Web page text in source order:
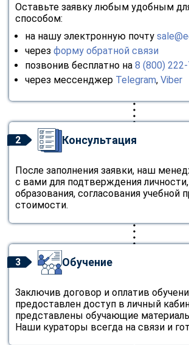
Оставьте заявку любым удобным
способом:
на нашу электронную почту
через форму обратной связи
позвонив бесплатно на 8 (800)
через мессенджер Telegram, Viber
2 Консультация
После заполнения заявки, наш
с вами для подтверждения
образования, согласования учебной
стоимости.
3 Обучение
Заключив договор и оплатив
предоставлен доступ в личный
представлены обучающие
Наши кураторы всегда на связи и